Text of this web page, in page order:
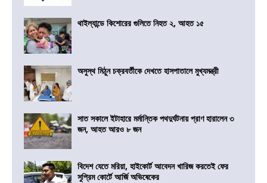
থাইল্যান্ডে কিশোরের গুলিতে নিহত ২, আহত ১৫
অসুস্থ মিঠুন চক্রবর্তীকে দেখতে হাসপাতালে মুখ্যমন্ত্রী
সাত সকালে ইটাহারে মর্মান্তিক পথদুর্ঘটনায় প্রাণ হারালেন ৩
জন, আহত আরও ৮ জন
বিদেশ যেতে মরিয়া, হাইকোর্ট আবেদন খারিজ করতেই ফের
সুপ্রিম কোর্টে আর্জি অভিষেকের